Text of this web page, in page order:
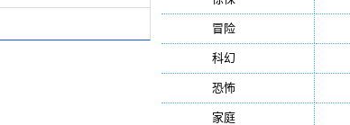
冒险(377)
科幻
恐怖(236)
家庭(195)